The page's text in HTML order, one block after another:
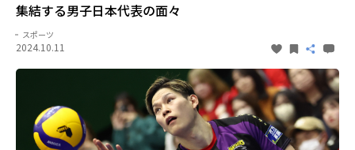
集結する男子日本代表の面々
スポーツ
2024.10.11